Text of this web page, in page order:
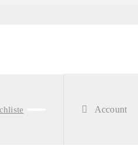
Account